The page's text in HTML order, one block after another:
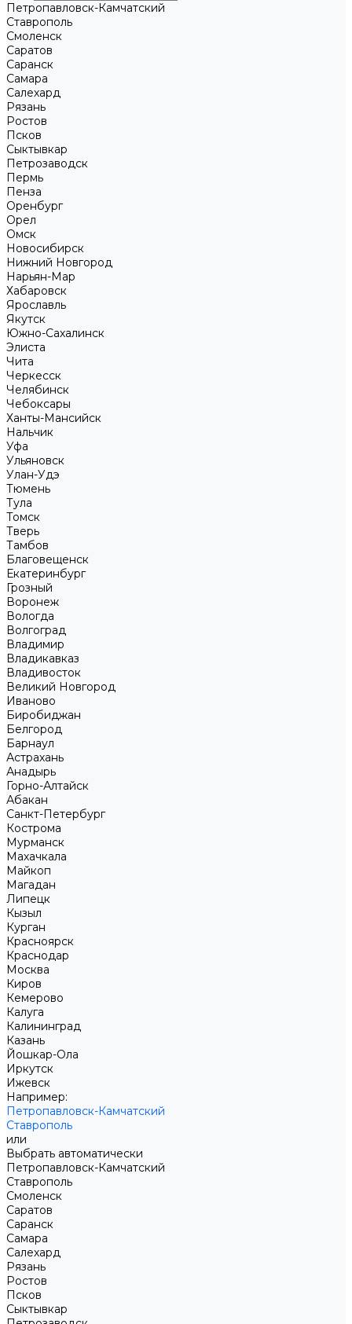
Петропавловск-Камчатский
Ставрополь
Смоленск
Саратов
Саранск
Самара
Салехард
Рязань
Ростов
Псков
Сыктывкар
Петрозаводск
Пермь
Пенза
Оренбург
Орел
Омск
Новосибирск
Нижний Новгород
Нарьян-Мар
Хабаровск
Ярославль
Якутск
Южно-Сахалинск
Элиста
Чита
Черкесск
Челябинск
Чебоксары
Ханты-Мансийск
Нальчик
Уфа
Ульяновск
Улан-Удэ
Тюмень
Тула
Томск
Тверь
Тамбов
Благовещенск
Екатеринбург
Грозный
Воронеж
Вологда
Волгоград
Владимир
Владикавказ
Владивосток
Великий Новгород
Иваново
Биробиджан
Белгород
Барнаул
Астрахань
Анадырь
Горно-Алтайск
Абакан
Санкт-Петербург
Кострома
Мурманск
Махачкала
Майкоп
Магадан
Липецк
Кызыл
Курган
Красноярск
Краснодар
Москва
Киров
Кемерово
Калуга
Калининград
Казань
Йошкар-Ола
Иркутск
Ижевск
Например:
Петропавловск-Камчатский
Ставрополь
или
Выбрать автоматически
Петропавловск-Камчатский
Ставрополь
Смоленск
Саратов
Саранск
Самара
Салехард
Рязань
Ростов
Псков
Сыктывкар